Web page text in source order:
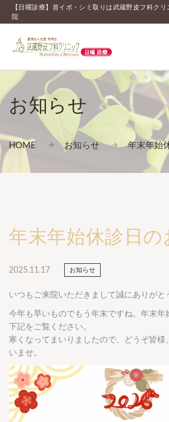
【日曜診療】首イボ・シミ取りは武蔵野皮フ科ク
院
お知らせ
HOME お知らせ 年末年始
年末年始休診日の
2025.11.17 お知らせ
いつもご来院いただきまして誠にありがと
今年も早いものでもう年末ですね。年末年
下記をご覧ください。
寒くなってまいりましたので、どうぞ皆様
いませ。